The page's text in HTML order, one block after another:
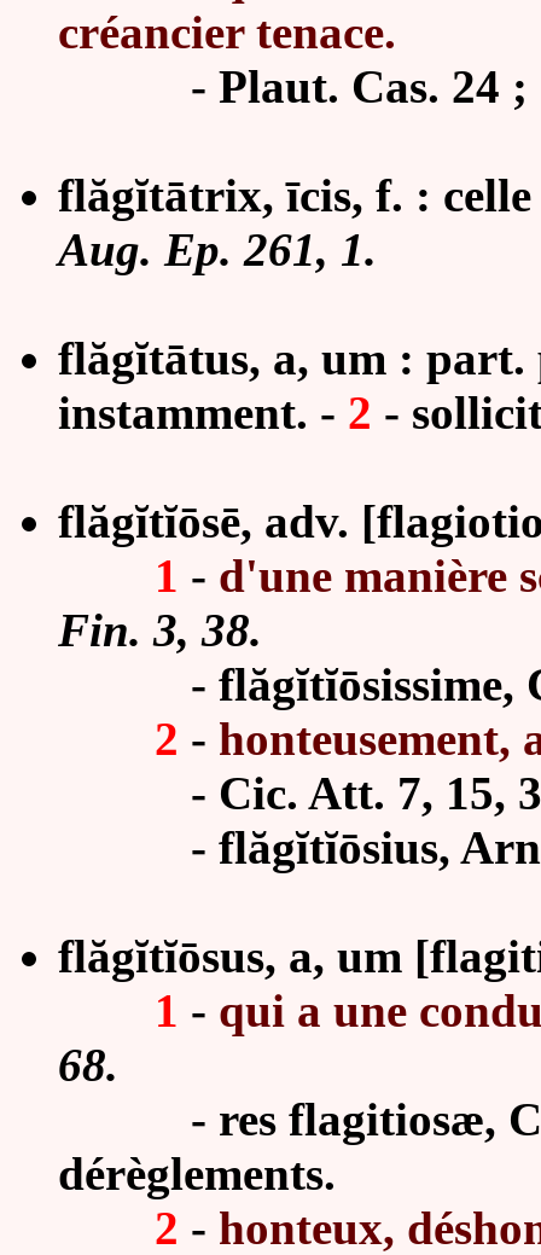
créancier tenace.
- Plaut. Cas. 24 ;
flăgĭtātrix, īcis, f. : celle
Aug. Ep. 261, 1.
flăgĭtātus, a, um : part.
instamment. - 2 -
flăgĭtĭōsē, adv.
1 - d'une manière
Fin. 3, 38.
- flăgĭtĭōsissime,
2 - honteusement,
- Cic. Att. 7, 15, 3;
- flăgĭtĭōsius,
flăgĭtĭōsus, a, um
1 - qui a une
68.
- res flagitiosæ,
dérèglements.
2 - honteux,